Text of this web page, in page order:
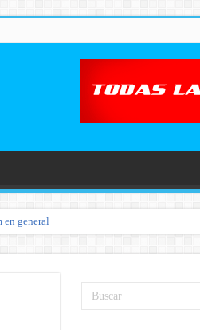
en general